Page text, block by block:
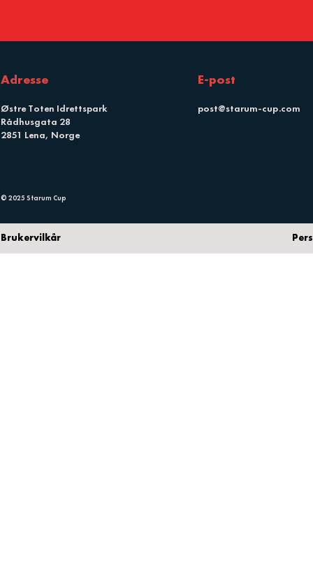
Adresse
Østre Toten Idrettspark
Rådhusgata 28
2851 Lena, Norge
© 2025 Starum Cup
E-post
post@starum-cup.com
Brukervilkår